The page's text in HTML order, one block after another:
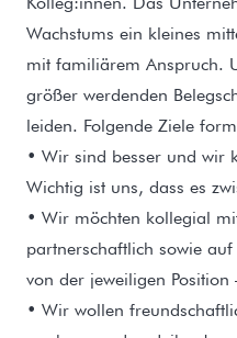
Wachstums ein kleines
mit familiärem Anspruch.
größer werdenden
leiden. Folgende Ziele
• Wir sind besser und wir
Wichtig ist uns, dass es
• Wir möchten kollegial
partnerschaftlich sowie
von der jeweiligen
• Wir wollen